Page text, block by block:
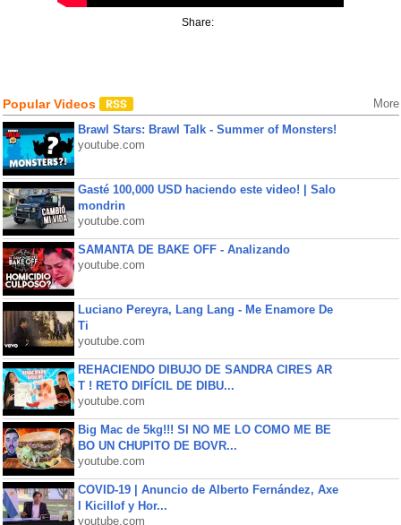
Share:
Popular Videos More
Brawl Stars: Brawl Talk - Summer of Monsters!
youtube.com
Gasté 100,000 USD haciendo este video! | Salo
mondrin
youtube.com
SAMANTA DE BAKE OFF - Analizando
youtube.com
Luciano Pereyra, Lang Lang - Me Enamore De
Ti
youtube.com
REHACIENDO DIBUJO DE SANDRA CIRES AR
T ! RETO DIFÍCIL DE DIBU...
youtube.com
Big Mac de 5kg!!! SI NO ME LO COMO ME BE
BO UN CHUPITO DE BOVR...
youtube.com
COVID-19 | Anuncio de Alberto Fernández, Axe
l Kicillof y Hor...
youtube.com